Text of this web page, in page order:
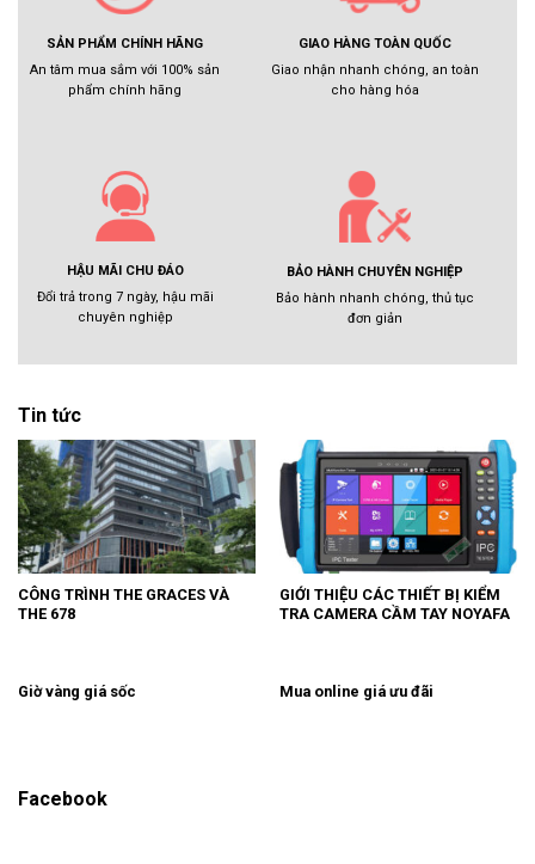
SẢN PHẨM CHÍNH HÃNG
An tâm mua sắm với 100% sản
phẩm chính hãng
GIAO HÀNG TOÀN QUỐC
Giao nhận nhanh chóng, an toàn
cho hàng hóa
HẬU MÃI CHU ĐÁO
Đổi trả trong 7 ngày, hậu mãi
chuyên nghiệp
BẢO HÀNH CHUYÊN NGHIỆP
Bảo hành nhanh chóng, thủ tục
đơn giản
Tin tức
CÔNG TRÌNH THE GRACES VÀ
THE 678
GIỚI THIỆU CÁC THIẾT BỊ KIỂM
TRA CAMERA CẦM TAY NOYAFA
Giờ vàng giá sốc Mua online giá ưu đãi
Facebook